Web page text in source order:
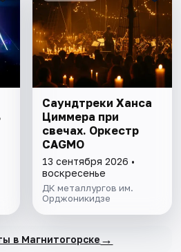
Саундтреки Ханса
Циммера при
свечах. Оркестр
CAGMO
13 сентября 2026 •
воскресенье
ДК металлургов им.
Орджоникидзе
в Магнитогорске →